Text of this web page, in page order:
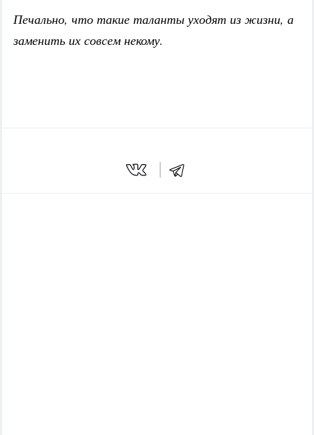
Печально, что такие таланты уходят из жизни, а
заменить их совсем некому.